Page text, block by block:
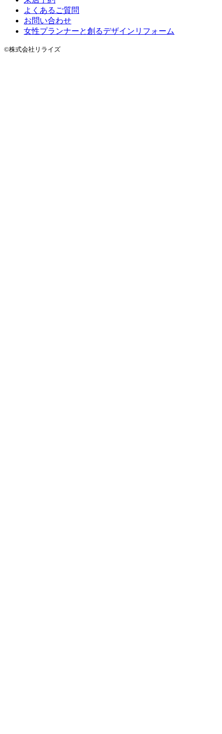
よくあるご質問
お問い合わせ
女性プランナーと創るデザインリフォーム
©株式会社リライズ